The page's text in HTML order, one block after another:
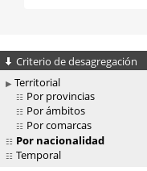
Criterio de desagregación
Territorial
Por provincias
Por ámbitos
Por comarcas
Por nacionalidad
Temporal